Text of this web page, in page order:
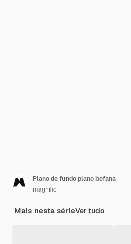
Plano de fundo plano befana
magnific
Mais nesta sérieVer tudo